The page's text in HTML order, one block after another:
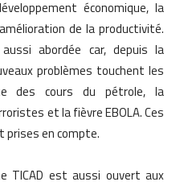
économique, la
de la productivité.
abordée car, depuis la
problèmes touchent les
des cours du pétrole, la
et la fièvre EBOLA. Ces
prises en compte.
TICAD est aussi ouvert aux